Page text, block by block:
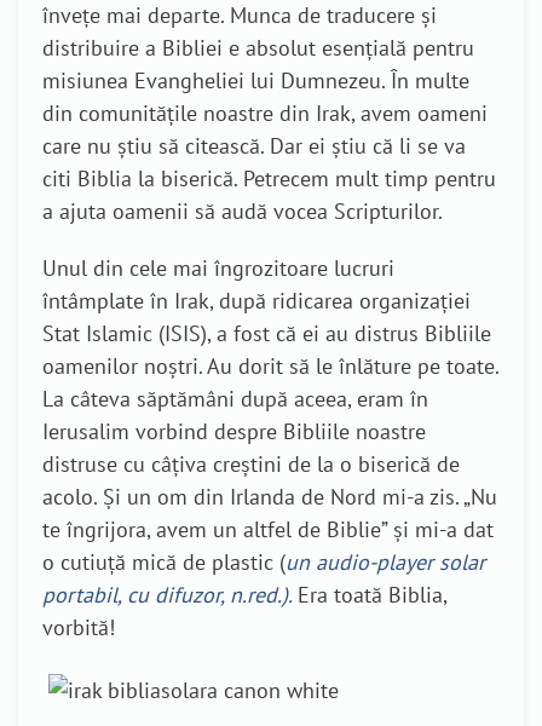
învețe mai departe. Munca de traducere și
distribuire a Bibliei e absolut esențială pentru
misiunea Evangheliei lui Dumnezeu. În multe
din comunitățile noastre din Irak, avem oameni
care nu știu să citească. Dar ei știu că li se va
citi Biblia la biserică. Petrecem mult timp pentru
a ajuta oamenii să audă vocea Scripturilor.
Unul din cele mai îngrozitoare lucruri
întâmplate în Irak, după ridicarea organizației
Stat Islamic (ISIS), a fost că ei au distrus Bibliile
oamenilor noștri. Au dorit să le înlăture pe toate.
La câteva săptămâni după aceea, eram în
Ierusalim vorbind despre Bibliile noastre
distruse cu câțiva creștini de la o biserică de
acolo. Și un om din Irlanda de Nord mi-a zis. „Nu
te îngrijora, avem un altfel de Biblie” și mi-a dat
o cutiuță mică de plastic (un audio-player solar
portabil, cu difuzor, n.red.). Era toată Biblia,
vorbită!